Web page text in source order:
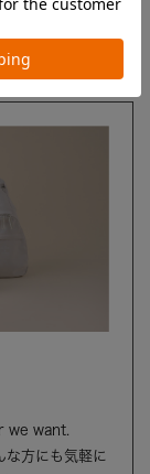
we want.
な方にも気軽に